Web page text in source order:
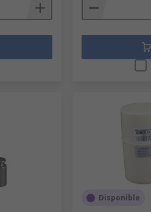
Disponible